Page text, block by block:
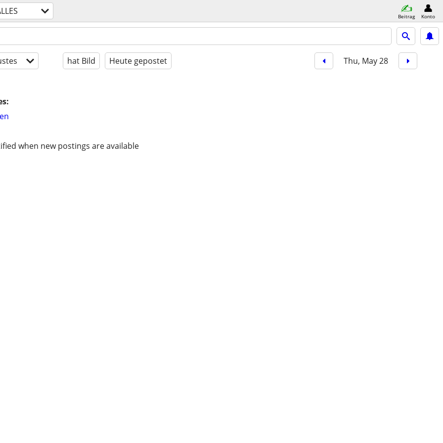
Beitrag Konto
hat Bild Heute gepostet Thu, May 28
when new postings are available